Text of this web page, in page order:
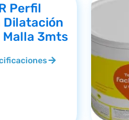
Perfil
Malla 3mts